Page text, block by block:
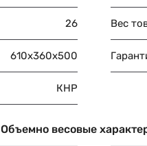
26 Вес
610x360x500
КНР
Объемно весовые